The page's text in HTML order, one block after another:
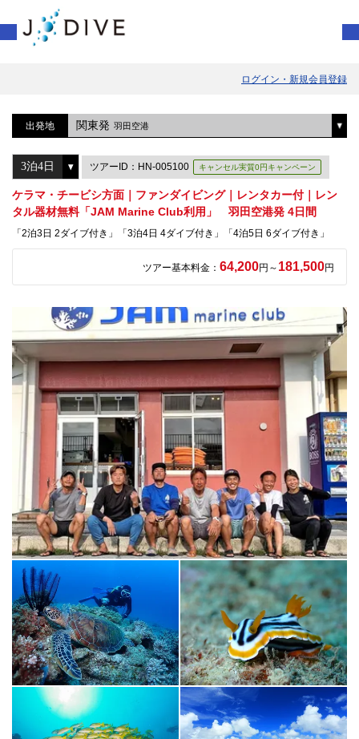
ログイン・新規会員登録
出発地 関東発 羽田空港
ツアーID：HN-005100 キャンセル実質0円キャンペーン
ケラマ・チービシ方面｜ファンダイビング｜レンタカー付｜レン
タル器材無料「JAM Marine Club利用」 羽田空港発 4日間
「2泊3日 2ダイブ付き」「3泊4日 4ダイブ付き」「4泊5日 6ダイブ付き」
ツアー基本料金： 64,200円～ 181,500円